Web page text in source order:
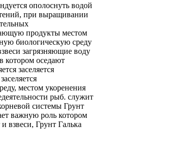
ополоснуть водой
при выращивании
продукты местом
биологическую среду
загрязняющие воду
котором оседают
заселяется
местом укоренения
рыб. служит
системы Грунт
важную роль котором
и взвеси, Грунт Галька